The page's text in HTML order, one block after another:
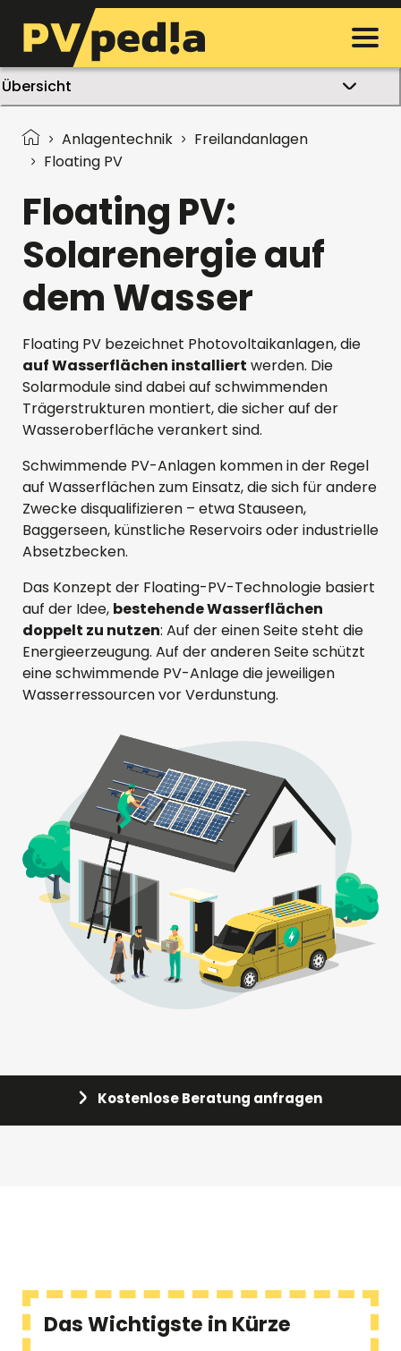
Anlagentechnik
Freilandanlagen
Floating PV
Floating PV:
Solarenergie auf
dem Wasser
Floating PV bezeichnet Photovoltaikanlagen, die
auf Wasserflächen installiert werden. Die
Solarmodule sind dabei auf schwimmenden
Trägerstrukturen montiert, die sicher auf der
Wasseroberfläche verankert sind.
Schwimmende PV-Anlagen kommen in der Regel
auf Wasserflächen zum Einsatz, die sich für andere
Zwecke disqualifizieren – etwa Stauseen,
Baggerseen, künstliche Reservoirs oder industrielle
Absetzbecken.
Das Konzept der Floating-PV-Technologie basiert
auf der Idee, bestehende Wasserflächen
doppelt zu nutzen: Auf der einen Seite steht die
Energieerzeugung. Auf der anderen Seite schützt
eine schwimmende PV-Anlage die jeweiligen
Wasserressourcen vor Verdunstung.
Kostenlose Beratung anfragen
Das Wichtigste in Kürze
Übersicht